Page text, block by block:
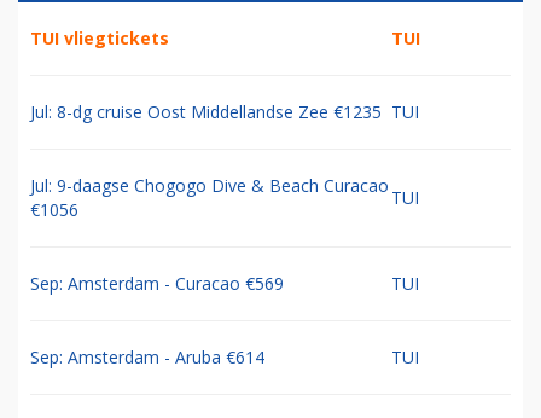
TUI vliegtickets TUI
Jul: 8-dg cruise Oost Middellandse Zee €1235 TUI
Jul: 9-daagse Chogogo Dive & Beach Curacao
€1056
TUI
Sep: Amsterdam - Curacao €569 TUI
Sep: Amsterdam - Aruba €614 TUI